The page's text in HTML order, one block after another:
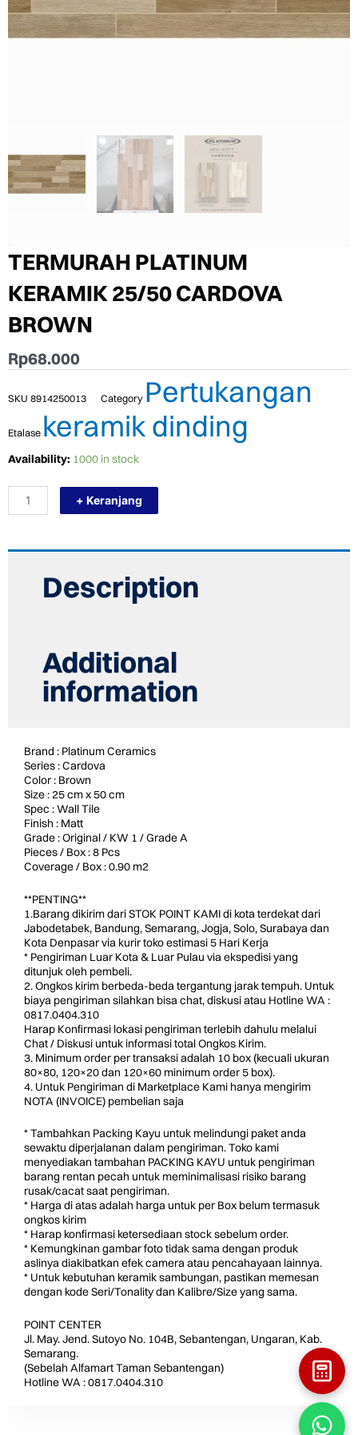
TERMURAH PLATINUM
KERAMIK 25/50 CARDOVA
BROWN
Rp68.000
SKU 8914250013 Category Pertukangan
Etalase keramik dinding
Availability: 1000 in stock
TERMURAH
KERAMIK
25/50
CARDOVA
+ Keranjang
Description
Additional
information
Brand : Platinum Ceramics
Series : Cardova
Color : Brown
Size : 25 cm x 50 cm
Spec : Wall Tile
Finish : Matt
Grade : Original / KW 1 / Grade A
Pieces / Box : 8 Pcs
Coverage / Box : 0.90 m2
**PENTING**
1.Barang dikirim dari STOK POINT KAMI di kota terdekat dari
Jabodetabek, Bandung, Semarang, Jogja, Solo, Surabaya dan
Kota Denpasar via kurir toko estimasi 5 Hari Kerja
* Pengiriman Luar Kota & Luar Pulau via ekspedisi yang
ditunjuk oleh pembeli.
2. Ongkos kirim berbeda-beda tergantung jarak tempuh. Untuk
biaya pengiriman silahkan bisa chat, diskusi atau Hotline WA :
0817.0404.310
Harap Konfirmasi lokasi pengiriman terlebih dahulu melalui
Chat / Diskusi untuk informasi total Ongkos Kirim.
3. Minimum order per transaksi adalah 10 box (kecuali ukuran
80×80, 120×20 dan 120×60 minimum order 5 box).
4. Untuk Pengiriman di Marketplace Kami hanya mengirim
NOTA (INVOICE) pembelian saja
* Tambahkan Packing Kayu untuk melindungi paket anda
sewaktu diperjalanan dalam pengiriman. Toko kami
menyediakan tambahan PACKING KAYU untuk pengiriman
barang rentan pecah untuk meminimalisasi risiko barang
rusak/cacat saat pengiriman.
* Harga di atas adalah harga untuk per Box belum termasuk
ongkos kirim
* Harap konfirmasi ketersediaan stock sebelum order.
* Kemungkinan gambar foto tidak sama dengan produk
aslinya diakibatkan efek camera atau pencahayaan lainnya.
* Untuk kebutuhan keramik sambungan, pastikan memesan
dengan kode Seri/Tonality dan Kalibre/Size yang sama.
POINT CENTER
Jl. May. Jend. Sutoyo No. 104B, Sebantengan, Ungaran, Kab.
Semarang.
(Sebelah Alfamart Taman Sebantengan)
Hotline WA : 0817.0404.310